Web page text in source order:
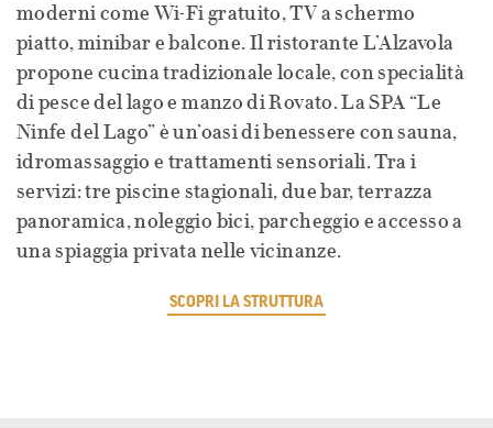
moderni come Wi-Fi gratuito, TV a schermo
piatto, minibar e balcone. Il ristorante L’Alzavola
propone cucina tradizionale locale, con specialità
di pesce del lago e manzo di Rovato. La SPA “Le
Ninfe del Lago” è un’oasi di benessere con sauna,
idromassaggio e trattamenti sensoriali. Tra i
servizi: tre piscine stagionali, due bar, terrazza
panoramica, noleggio bici, parcheggio e accesso a
una spiaggia privata nelle vicinanze.
SCOPRI LA STRUTTURA